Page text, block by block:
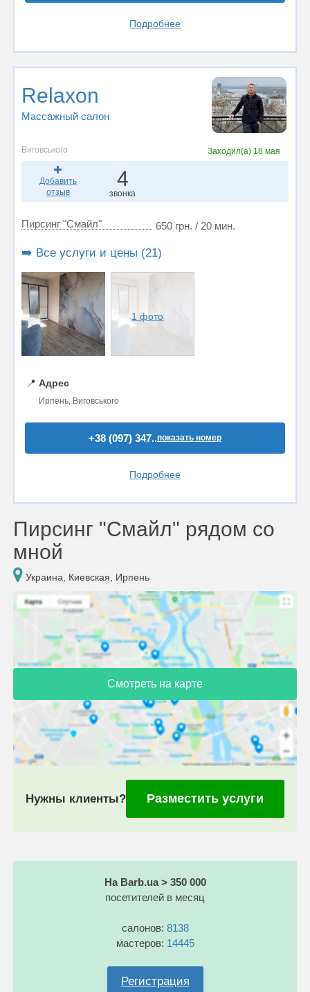
Подробнее
Relaxon
Массажный салон
Виговського Заходил(а) 18 мая
Добавить
отзыв
4
звонка
Пирсинг "Смайл" 650 грн. / 20 мин.
➡️ Все услуги и цены (21)
1 фото
📍 Адрес
Ирпень, Виговського
+38 (097) 347..показать номер
Подробнее
Пирсинг "Смайл" рядом со
мной
Украина, Киевская, Ирпень
Смотреть на карте
Нужны клиенты? Разместить услуги
На Barb.ua > 350 000
посетителей в месяц
салонов: 8138
мастеров: 14445
Регистрация